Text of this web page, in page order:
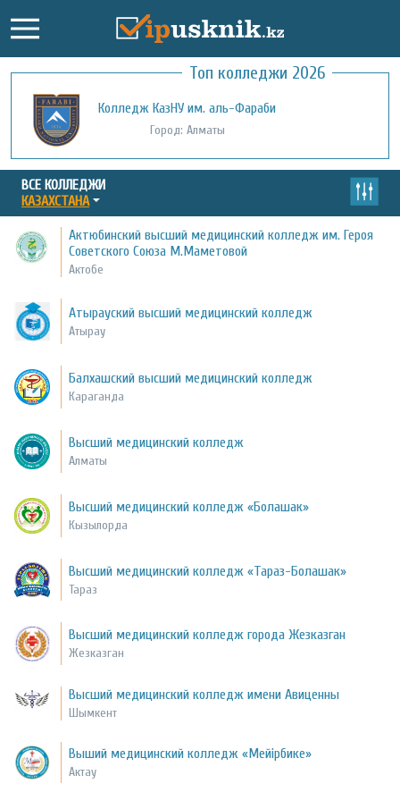
Топ колледжи 2026
Колледж КазНУ им. аль-Фараби
Город: Алматы
ВСЕ КОЛЛЕДЖИ
КАЗАХСТАНА
Актюбинский высший медицинский колледж им. Героя
Советского Союза М.Маметовой
Актобе
Атырауский высший медицинский колледж
Атырау
Балхашский высший медицинский колледж
Караганда
Высший медицинский колледж
Алматы
Высший медицинский колледж «Болашак»
Кызылорда
Высший медицинский колледж «Тараз-Болашак»
Тараз
Высший медицинский колледж города Жезказган
Жезказган
Высший медицинский колледж имени Авиценны
Шымкент
Выший медицинский колледж «Мейірбике»
Актау